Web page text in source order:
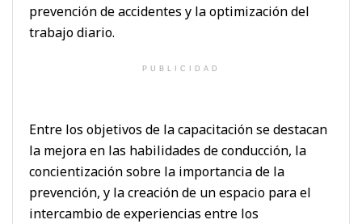
prevención de accidentes y la optimización del
trabajo diario.
PUBLICIDAD
Entre los objetivos de la capacitación se destacan
la mejora en las habilidades de conducción, la
concientización sobre la importancia de la
prevención, y la creación de un espacio para el
intercambio de experiencias entre los